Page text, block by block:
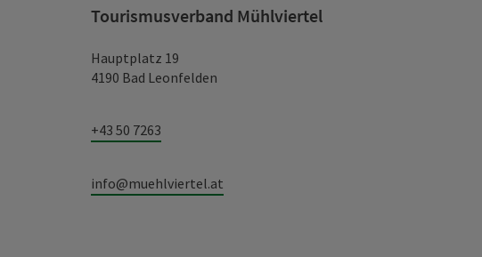
Tourismusverband Mühlviertel
Hauptplatz 19
4190 Bad Leonfelden
+43 50 7263
info@muehlviertel.at